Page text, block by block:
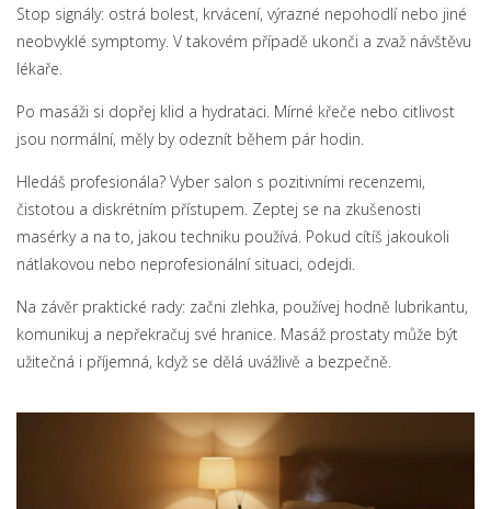
Stop signály: ostrá bolest, krvácení, výrazné nepohodlí nebo jiné
neobvyklé symptomy. V takovém případě ukonči a zvaž návštěvu
lékaře.
Po masáži si dopřej klid a hydrataci. Mírné křeče nebo citlivost
jsou normální, měly by odeznít během pár hodin.
Hledáš profesionála? Vyber salon s pozitivními recenzemi,
čistotou a diskrétním přístupem. Zeptej se na zkušenosti
masérky a na to, jakou techniku používá. Pokud cítíš jakoukoli
nátlakovou nebo neprofesionální situaci, odejdi.
Na závěr praktické rady: začni zlehka, používej hodně lubrikantu,
komunikuj a nepřekračuj své hranice. Masáž prostaty může být
užitečná i příjemná, když se dělá uvážlivě a bezpečně.